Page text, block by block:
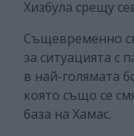
Хизбула срещу
Същевременно
за ситуацията с
в най-голямата
която също се
база на Хамас.